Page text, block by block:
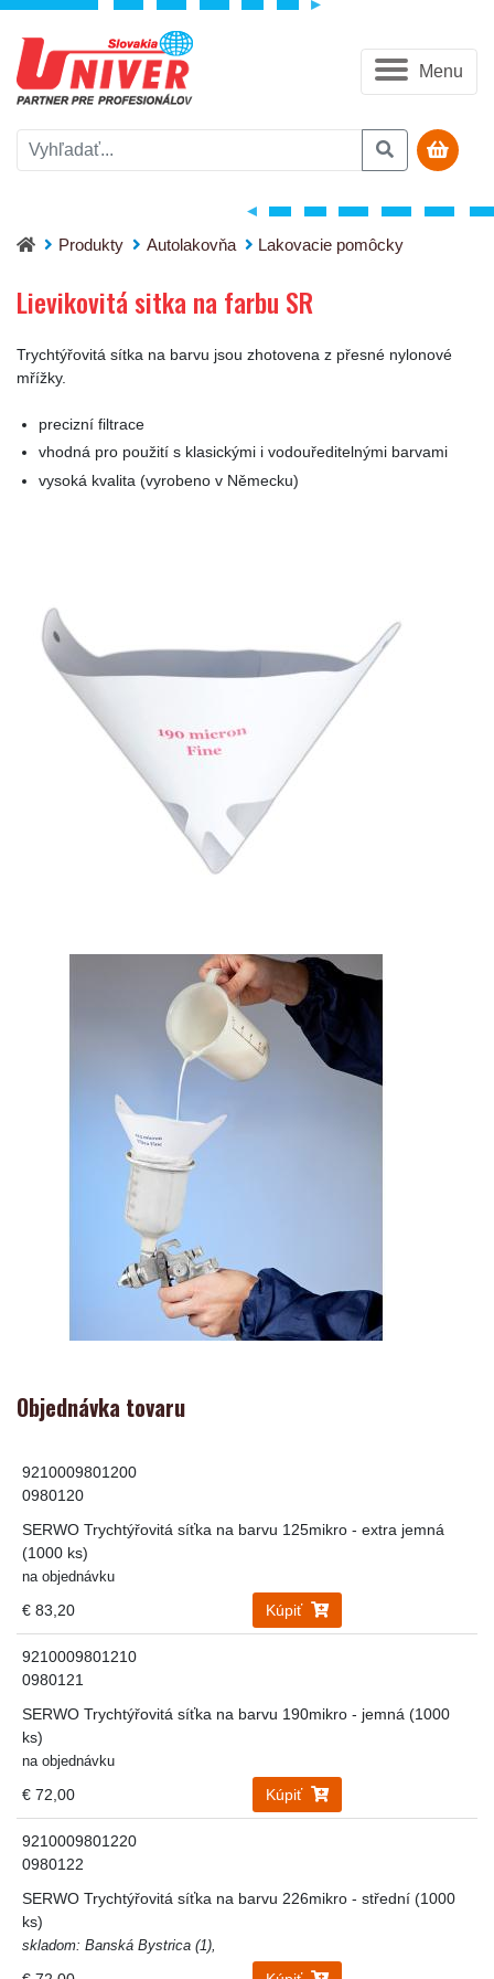
Menu
Produkty Autolakovňa Lakovacie pomôcky
Lievikovitá sitka na farbu SR
Lievikovitá sitka na farbu SR
Trychtýřovitá sítka na barvu jsou zhotovena z přesné nylonové
mřížky.
precizní filtrace
vhodná pro použití s klasickými i vodouředitelnými barvami
vysoká kvalita (vyrobeno v Německu)
Objednávka tovaru
9210009801200
0980120
SERWO Trychtýřovitá síťka na barvu 125mikro - extra jemná
(1000 ks)
na objednávku
€ 83,20 Kúpiť
9210009801210
0980121
SERWO Trychtýřovitá síťka na barvu 190mikro - jemná (1000
ks)
na objednávku
€ 72,00 Kúpiť
9210009801220
0980122
SERWO Trychtýřovitá síťka na barvu 226mikro - střední (1000
ks)
skladom: Banská Bystrica (1),